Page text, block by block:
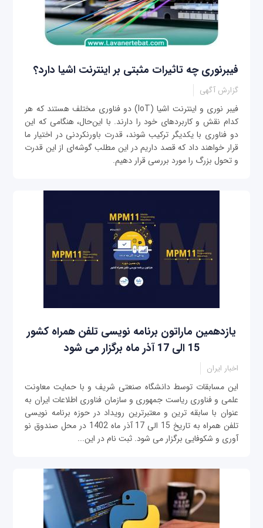
فیبرنوری چه تاثیرات مثبتی بر اینترنت اشیا دارد؟
گزارش آگهی
فیبر نوری و اینترنت اشیا (IoT) دو فناوری مختلف هستند که هر
کدام نقش و کاربردهای خود را دارند. با این‌حال، هنگامی که این
دو فناوری با یکدیگر ترکیب شوند، قدرت باورنکردنی در اختیار ما
قرار خواهند داد که قصد داریم در این مطلب گوشه‌ای از این قدرت
و تحول بزرگ را مورد بررسی قرار دهیم.
یازدهمین ماراتون برنامه نویسی تلفن همراه کشور
15 الی 17 آذر ماه برگزار می شود
اخبار ایران
این مسابقات توسط دانشگاه صنعتی شریف و با حمایت معاونت
علمی و فناوری ریاست جمهوری و سازمان فناوری اطلاعات ایران به
عنوان با سابقه ترین و معتبرترین رویداد در حوزه برنامه نویسی
تلفن همراه به تاریخ 15 الی 17 آذر ماه 1402 در محل صندوق نو
آوری و شکوفایی برگزار می شود. ثبت نام در این...